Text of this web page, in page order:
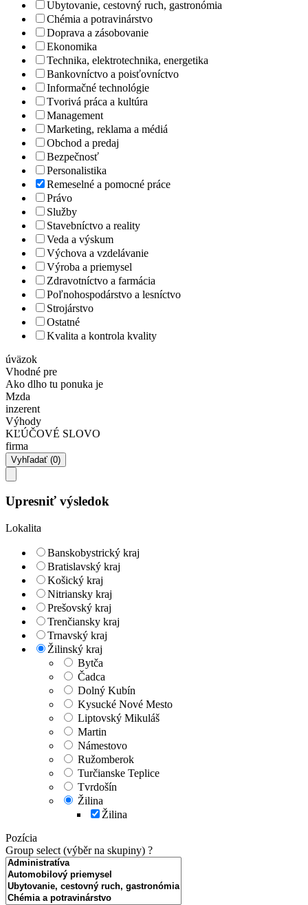
Ubytovanie, cestovný ruch, gastronómia
Chémia a potravinárstvo
Doprava a zásobovanie
Ekonomika
Technika, elektrotechnika, energetika
Bankovníctvo a poisťovníctvo
Informačné technológie
Tvorivá práca a kultúra
Management
Marketing, reklama a médiá
Obchod a predaj
Bezpečnosť
Personalistika
Remeselné a pomocné práce
Právo
Služby
Stavebníctvo a reality
Veda a výskum
Výchova a vzdelávanie
Výroba a priemysel
Zdravotníctvo a farmácia
Poľnohospodárstvo a lesníctvo
Strojárstvo
Ostatné
Kvalita a kontrola kvality
úväzok
Vhodné pre
Ako dlho tu ponuka je
Mzda
inzerent
Výhody
KĽÚČOVÉ SLOVO
firma
Upresniť výsledok
Lokalita
Banskobystrický kraj
Bratislavský kraj
Košický kraj
Nitriansky kraj
Prešovský kraj
Trenčiansky kraj
Trnavský kraj
Žilinský kraj
Bytča
Čadca
Dolný Kubín
Kysucké Nové Mesto
Liptovský Mikuláš
Martin
Námestovo
Ružomberok
Turčianske Teplice
Tvrdošín
Žilina
Žilina
Pozícia
Group select (výběr na skupiny) ?